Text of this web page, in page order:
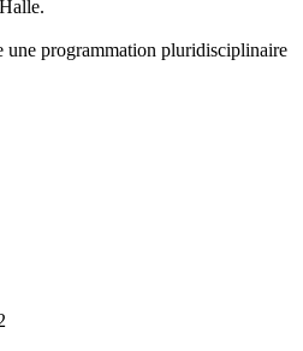
une programmation pluridisciplinaire